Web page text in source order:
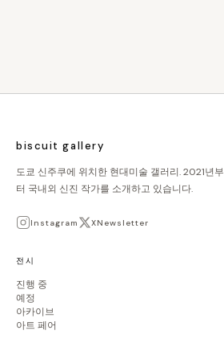
biscuit gallery
도쿄 신주쿠에 위치한 현대미술 갤러리. 2021년부
터 국내외 신진 작가를 소개하고 있습니다.
Instagram XNewsletter
전시
진행 중
예정
아카이브
아트 페어